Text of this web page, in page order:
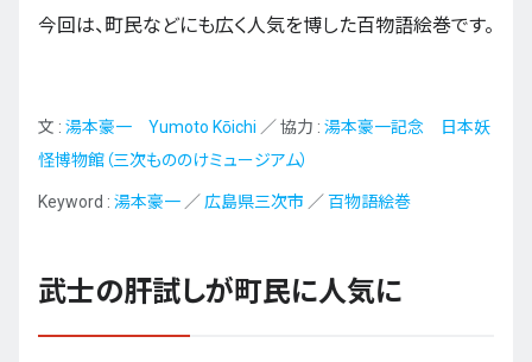
今回は、町民などにも広く人気を博した百物語絵巻です。
文 : 湯本豪一 Yumoto Kōichi ／ 協力 : 湯本豪一記念 日本妖
怪博物館（三次もののけミュージアム）
Keyword : 湯本豪一 ／ 広島県三次市 ／ 百物語絵巻
武士の肝試しが町民に人気に